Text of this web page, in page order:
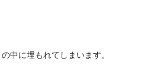
中に埋もれてしまいます。